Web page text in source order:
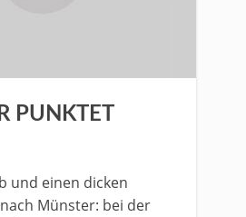
PUNKTET
und einen dicken
Münster: bei der